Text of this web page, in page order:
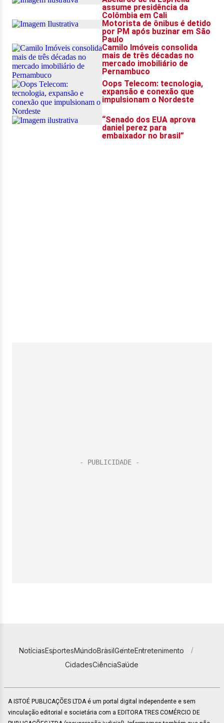
NotíciasEsportesMundoBrasilGenteEntretenimento
CidadesCiênciaSaúde
A ISTOÉ PUBLICAÇÕES LTDA é um portal digital independente e sem
vinculação editorial e societária com a EDITORA TRES COMÉRCIO DE